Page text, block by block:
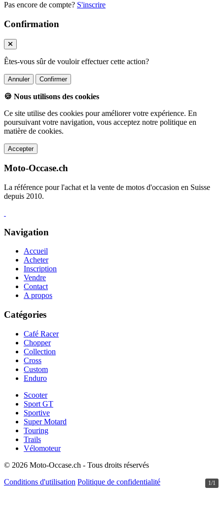
1/1
Pas encore de compte? S'inscrire
Confirmation
Êtes-vous sûr de vouloir effectuer cette action?
Annuler Confirmer
🍪 Nous utilisons des cookies
Ce site utilise des cookies pour améliorer votre expérience. En
poursuivant votre navigation, vous acceptez notre politique en
matière de cookies.
Accepter
Moto-Occase.ch
La référence pour l'achat et la vente de motos d'occasion en Suisse
depuis 2010.
Navigation
Accueil
Acheter
Inscription
Vendre
Contact
A propos
Catégories
Café Racer
Chopper
Collection
Cross
Custom
Enduro
Scooter
Sport GT
Sportive
Super Motard
Touring
Trails
Vélomoteur
© 2026 Moto-Occase.ch - Tous droits réservés
Conditions d'utilisation Politique de confidentialité